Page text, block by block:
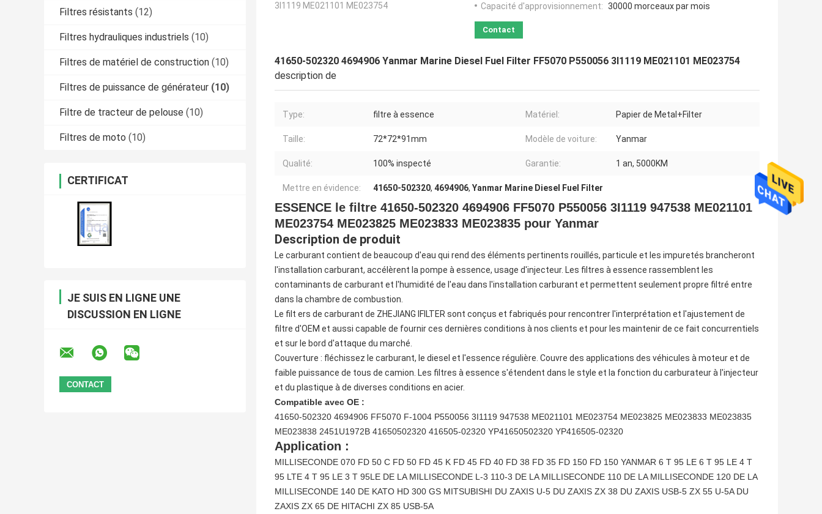
Filtres résistants (12)
Filtres hydrauliques industriels (10)
Filtres de matériel de construction (10)
Filtres de puissance de générateur (10)
Filtre de tracteur de pelouse (10)
Filtres de moto (10)
CERTIFICAT
JE SUIS EN LIGNE UNE
DISCUSSION EN LIGNE
3I1119 ME021101 ME023754
Capacité d'approvisionnement: 30000 morceaux par mois
Contact
41650-502320 4694906 Yanmar Marine Diesel Fuel Filter FF5070 P550056 3I1119 ME021101 ME023754
description de
Type: filtre à essence Matériel: Papier de Metal+Filter
Taille: 72*72*91mm Modèle de voiture: Yanmar
Qualité: 100% inspecté Garantie: 1 an, 5000KM
Mettre en évidence: 41650-502320, 4694906, Yanmar Marine Diesel Fuel Filter
ESSENCE le filtre 41650-502320 4694906 FF5070 P550056 3I1119 947538 ME021101
ME023754 ME023825 ME023833 ME023835 pour Yanmar
Description de produit
Le carburant contient de beaucoup d'eau qui rend des éléments pertinents rouillés, particule et les impuretés brancheront
l'installation carburant, accélèrent la pompe à essence, usage d'injecteur. Les filtres à essence rassemblent les
contaminants de carburant et l'humidité de l'eau dans l'installation carburant et permettent seulement propre filtré entre
dans la chambre de combustion.
Le filt ers de carburant de ZHEJIANG IFILTER sont conçus et fabriqués pour rencontrer l'interprétation et l'ajustement de
filtre d'OEM et aussi capable de fournir ces dernières conditions à nos clients et pour les maintenir de ce fait concurrentiels
et sur le bord d'attaque du marché.
Couverture : fléchissez le carburant, le diesel et l'essence régulière. Couvre des applications des véhicules à moteur et de
faible puissance de tous de camion. Les filtres à essence s'étendent dans le style et la fonction du carburateur à l'injecteur
et du plastique à de diverses conditions en acier.
Compatible avec OE :
41650-502320 4694906 FF5070 F-1004 P550056 3I1119 947538 ME021101 ME023754 ME023825 ME023833 ME023835
ME023838 2451U1972B 41650502320 416505-02320 YP41650502320 YP416505-02320
Application :
MILLISECONDE 070 FD 50 C FD 50 FD 45 K FD 45 FD 40 FD 38 FD 35 FD 150 FD 150 YANMAR 6 T 95 LE 6 T 95 LE 4 T
95 LTE 4 T 95 LE 3 T 95LE DE LA MILLISECONDE L-3 110-3 DE LA MILLISECONDE 110 DE LA MILLISECONDE 120 DE LA
MILLISECONDE 140 DE KATO HD 300 GS MITSUBISHI DU ZAXIS U-5 DU ZAXIS ZX 38 DU ZAXIS USB-5 ZX 55 U-5A DU
ZAXIS ZX 65 DE HITACHI ZX 85 USB-5A